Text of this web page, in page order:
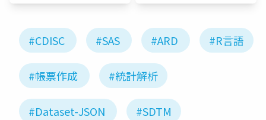
#CDISC #SAS #ARD #R言語
#帳票作成 #統計解析
#Dataset-JSON #SDTM